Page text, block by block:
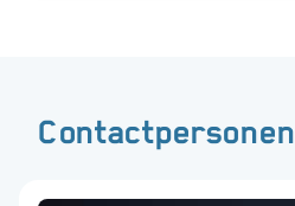
Contactpersonen